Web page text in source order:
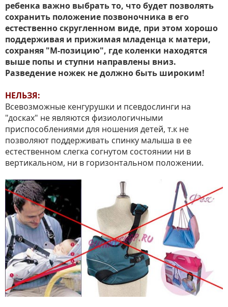
ребенка важно выбрать то, что будет позволять
сохранить положение позвоночника в его
естественно скругленном виде, при этом хорошо
поддерживая и прижимая младенца к матери,
сохраняя "М-позицию", где коленки находятся
выше попы и ступни направлены вниз.
Разведение ножек не должно быть широким!
НЕЛЬЗЯ:
Всевозможные кенгурушки и псевдослинги на
"досках" не являются физиологичными
приспособлениями для ношения детей, т.к не
позволяют поддерживать спинку малыша в ее
естественном слегка согнутом состоянии ни в
вертикальном, ни в горизонтальном положении.